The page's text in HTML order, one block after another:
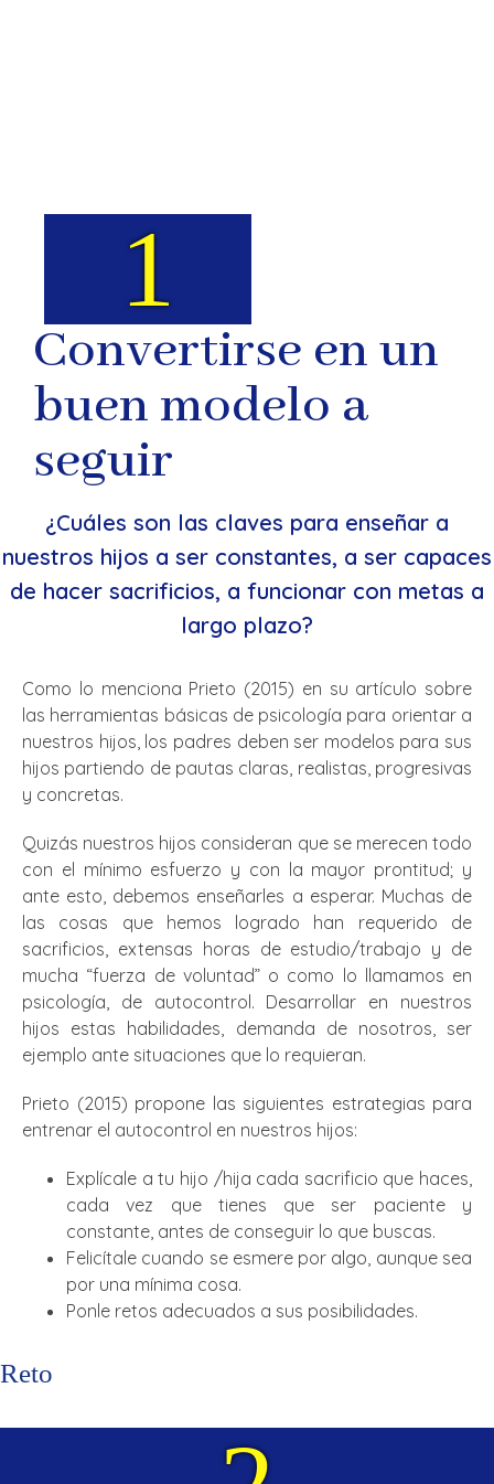
1
Convertirse en un
buen modelo a
seguir
¿Cuáles son las claves para enseñar a
nuestros hijos a ser constantes, a ser capaces
de hacer sacrificios, a funcionar con metas a
largo plazo?
Como lo menciona Prieto (2015) en su artículo sobre
las herramientas básicas de psicología para orientar a
nuestros hijos, los padres deben ser modelos para sus
hijos partiendo de pautas claras, realistas, progresivas
y concretas.
Quizás nuestros hijos consideran que se merecen todo
con el mínimo esfuerzo y con la mayor prontitud; y
ante esto, debemos enseñarles a esperar. Muchas de
las cosas que hemos logrado han requerido de
sacrificios, extensas horas de estudio/trabajo y de
mucha “fuerza de voluntad” o como lo llamamos en
psicología, de autocontrol. Desarrollar en nuestros
hijos estas habilidades, demanda de nosotros, ser
ejemplo ante situaciones que lo requieran.
Prieto (2015) propone las siguientes estrategias para
entrenar el autocontrol en nuestros hijos:
Explícale a tu hijo /hija cada sacrificio que haces,
cada vez que tienes que ser paciente y
constante, antes de conseguir lo que buscas.
Felicítale cuando se esmere por algo, aunque sea
por una mínima cosa.
Ponle retos adecuados a sus posibilidades.
Reto